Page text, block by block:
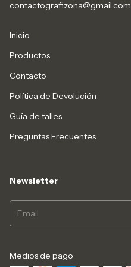
contactografizona@gmail.com
Inicio
Productos
Contacto
Política de Devolución
Guía de talles
Preguntas Frecuentes
Newsletter
Medios de pago